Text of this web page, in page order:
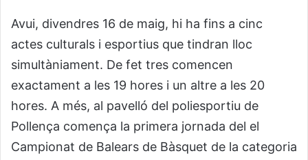
Avui, divendres 16 de maig, hi ha fins a cinc
actes culturals i esportius que tindran lloc
simultàniament. De fet tres comencen
exactament a les 19 hores i un altre a les 20
hores. A més, al pavelló del poliesportiu de
Pollença comença la primera jornada del el
Campionat de Balears de Bàsquet de la categoria